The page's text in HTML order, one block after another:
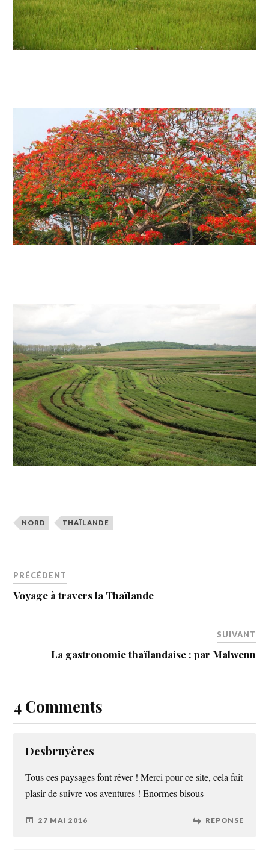
NORD THAÏLANDE
PRÉCÉDENT
Voyage à travers la Thaïlande
SUIVANT
La gastronomie thaïlandaise : par Malwenn
4 Comments
Desbruyères
Tous ces paysages font rêver ! Merci pour ce site, cela fait
plasir de suivre vos aventures ! Enormes bisous
27 MAI 2016 RÉPONSE